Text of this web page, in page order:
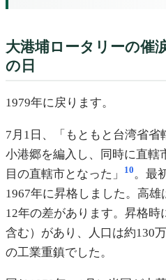
大港埔ロータリーの催
の日
1979年に戻ります。
7月1日、「もともと台湾省
小港郷を編入し、同時に直轄
目の直轄市となった」
10 。最
1967年に昇格しました。高
12年の差があります。昇格時
含む）があり、人口は約130
の工業重鎮でした。